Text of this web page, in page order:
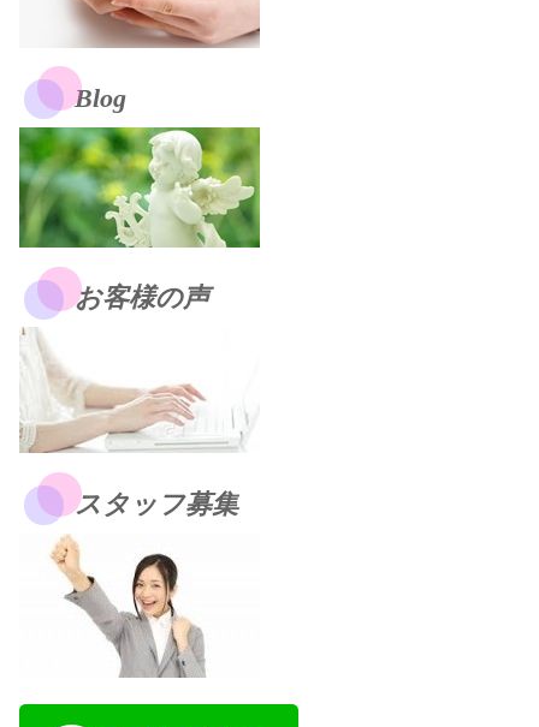
Blog
お客様の声
スタッフ募集